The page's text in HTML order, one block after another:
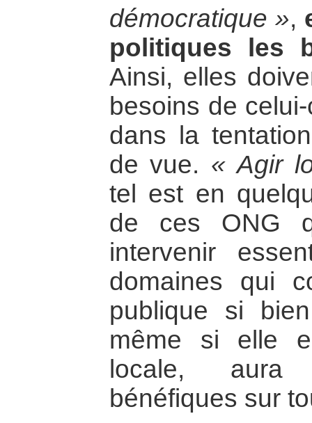
démocratique »,
politiques les
Ainsi, elles
besoins de
dans la
de vue. « Agir
tel est en
de ces ONG
intervenir
domaines qui
publique si
même si elle
locale, aura
bénéfiques sur